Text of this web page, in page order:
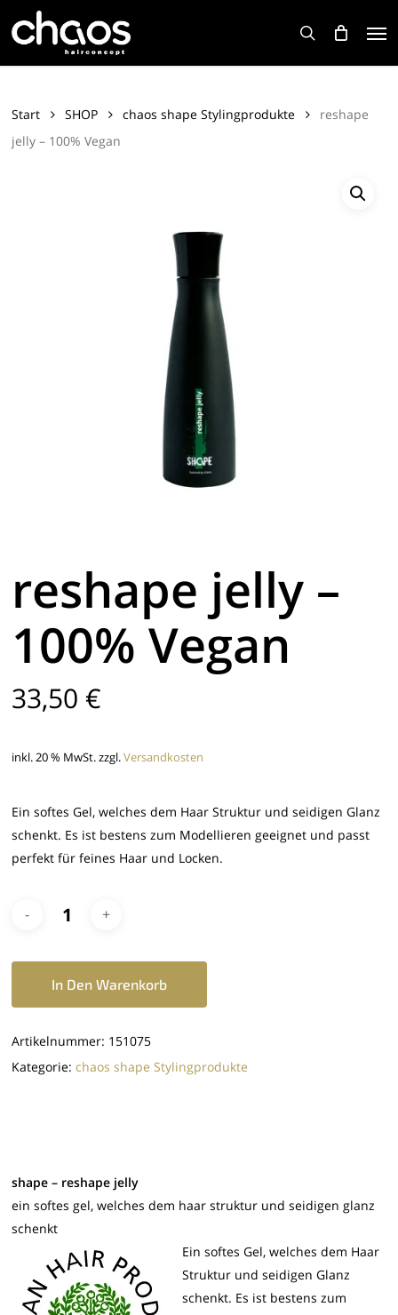
search
Start SHOP chaos shape Stylingprodukte
reshape
jelly – 100% Vegan
reshape jelly –
100% Vegan
33,50 €
inkl. 20 % MwSt. zzgl.Versandkosten
Ein softes Gel, welches dem Haar Struktur und seidigen Glanz
schenkt. Es ist bestens zum Modellieren geeignet und passt
perfekt für feines Haar und Locken.
In Den Warenkorb
Artikelnummer: 151075
Kategorie:chaos shape Stylingprodukte
shape – reshape jelly
ein softes gel, welches dem haar struktur und seidigen glanz
schenkt
Ein softes Gel, welches dem Haar
Struktur und seidigen Glanz
schenkt. Es ist bestens zum